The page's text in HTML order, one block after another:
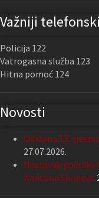
Važniji
Policija 122
Vatrogasna služba 123
Hitna pomoć 124
Novosti
Održana 13.
27.07.2026.
Nastavak podrške
Kantona Sarajevo